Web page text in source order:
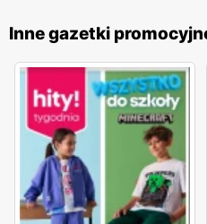
materiałów i starannego
się one dużym uznaniem
innowacyjność i ciągłe
pozwala na oferowanie
ale także wygodna i trwała.
obecna w całej Polsce,
placówkach oraz w sklepie
klienci mają łatwy dostęp do
Inne gazetki